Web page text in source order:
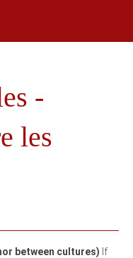
-
les
between cultures) If